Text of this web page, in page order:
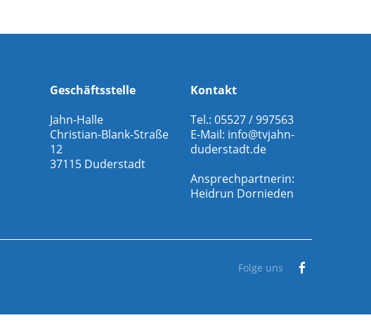
Geschäftsstelle
Jahn-Halle
Christian-Blank-Straße
12
37115 Duderstadt
Kontakt
Tel.: 05527 / 997563
E-Mail: info@tvjahn-
duderstadt.de
Ansprechpartnerin:
Heidrun Dornieden
Folge uns